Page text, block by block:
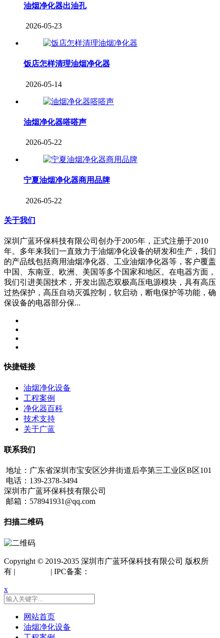
油烟净化器出油孔
2026-05-23
饭店怎样清理油烟净化器
2026-05-14
油烟净化器嗒嗒声
2026-05-22
宁夏油烟净化器商用品牌
2026-05-22
关于我们
深圳广蓝环保科技有限公司创办于2005年，正式注册于2010
年。多年来我们一直致力于油烟净化设备的研发和生产，我们
的产品线包括商用油烟净化器、工业油烟净化器等，客户覆盖
中国、东南亚、欧洲、美国等多个国家和地区。在电器方面，
我们引进美国技术，开发出固态双极高压电源模块，具有高压
过热保护，高压自动灭弧控制，软启动，断电保护等功能，确
保设备的电器部分保...
快捷链接
油烟净化设备
工程案例
净化器百科
技术支持
关于广蓝
联系我们
地址：广东省深圳市宝安区沙井街道后亭第三工业区B区101
电话：139-2378-3494
深圳市广蓝环保科技有限公司
邮箱：578941931@qq.com
扫描二维码
Copyright © 2019-2035 深圳市广蓝环保科技有限公司 版权所
有 |
| IPC备案：
x
网站首页
油烟净化设备